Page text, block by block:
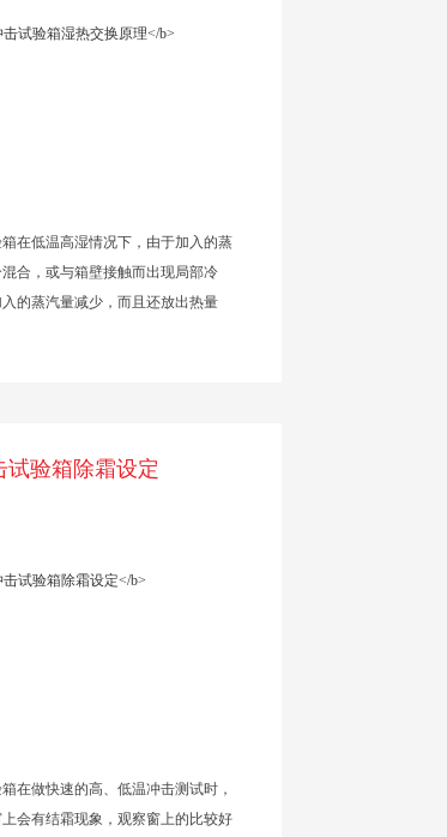
在低温高湿情况下，由于加入的蒸
合，或与箱壁接触而出现局部冷
的蒸汽量减少，而且还放出热量
试验箱除霜设定
在做快速的高、低温冲击测试时，
会有结霜现象，观察窗上的比较好